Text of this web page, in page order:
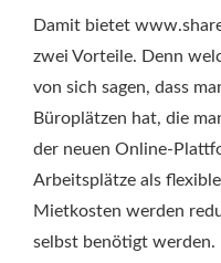
Damit bietet
zwei Vorteile. Denn
von sich sagen, dass
Büroplätzen hat, die
der neuen Online-
Arbeitsplätze als
Mietkosten werden
selbst benötigt werden.